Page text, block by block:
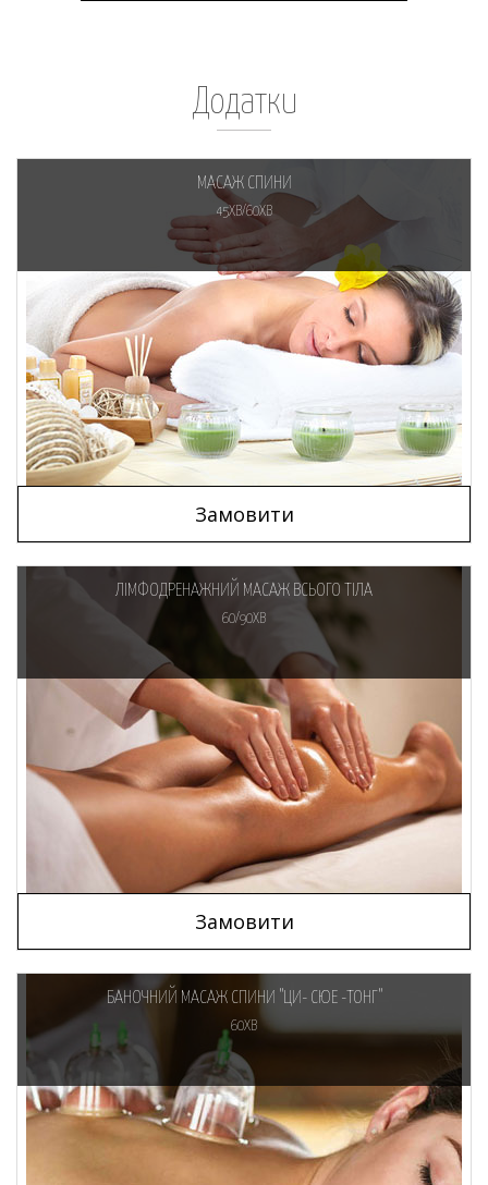
Додатки
МАСАЖ СПИНИ
45ХВ/60ХВ
Замовити
ЛІМФОДРЕНАЖНИЙ МАСАЖ ВСЬОГО ТІЛА
60/90ХВ
Замовити
БАНОЧНИЙ МАСАЖ СПИНИ "ЦИ- СЮЕ -ТОНГ"
60ХВ